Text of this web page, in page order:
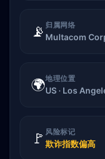
📡 归属网络
Multacom
🌍地理位置
US · Los
🚩 风险标记
欺诈指数偏高